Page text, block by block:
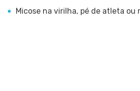
Micose na virilha, pé de atleta ou